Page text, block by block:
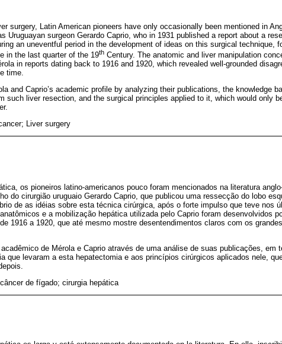
surgery, Latin American pioneers have only occasionally been mentioned in
Uruguayan surgeon Gerardo Caprio, who in 1931 published a report about a
an uneventful period in the development of ideas on this surgical technique,
in the last quarter of the 19th Century. The anatomic and liver manipulation
in reports dating back to 1916 and 1920, which revealed well-grounded
time.
and Caprio’s academic profile by analyzing their publications, the knowledge
such liver resection, and the surgical principles applied to it, which would only
Liver surgery
os pioneiros latino-americanos pouco foram mencionados na literatura
do cirurgião uruguaio Gerardo Caprio, que publicou uma ressecção do lobo
de as idéias sobre esta técnica cirúrgica, após o forte impulso que teve nos
e a mobilização hepática utilizada pelo Caprio foram desenvolvidos
1916 a 1920, que até mesmo mostre desentendimentos claros com os
de Mérola e Caprio através de uma análise de suas publicações, em
que levaram a esta hepatectomia e aos princípios cirúrgicos aplicados nele,
de fígado; cirurgia hepática